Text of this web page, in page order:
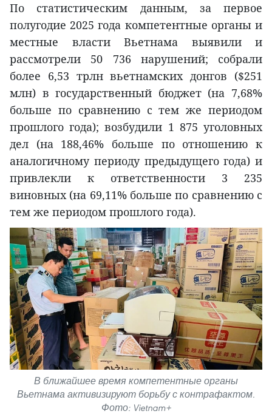
По статистическим данным, за первое
полугодие 2025 года компетентные органы и
местные власти Вьетнама выявили и
рассмотрели 50 736 нарушений; собрали
более 6,53 трлн вьетнамских донгов ($251
млн) в государственный бюджет (на 7,68%
больше по сравнению с тем же периодом
прошлого года); возбудили 1 875 уголовных
дел (на 188,46% больше по отношению к
аналогичному периоду предыдущего года) и
привлекли к ответственности 3 235
виновных (на 69,11% больше по сравнению с
тем же периодом прошлого года).
В ближайшее время компетентные органы
Вьетнама активизируют борьбу с контрафактом.
Фото: Vietnam+